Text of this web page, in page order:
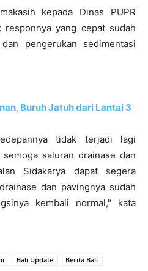
kepada Dinas PUPR
responnya yang cepat sudah
pengerukan sedimentasi
Buruh Jatuh dari Lantai 3
tidak terjadi lagi
saluran drainase dan
Sidakarya dapat segera
dan pavingnya sudah
kembali normal," kata
Bali Update
Berita Bali